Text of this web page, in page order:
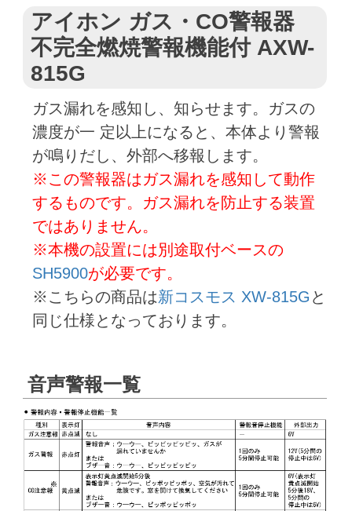
アイホン ガス・CO警報器
不完全燃焼警報機能付 AXW-
815G
ガス漏れを感知し、知らせます。ガスの
濃度が一 定以上になると、本体より警報
が鳴りだし、外部へ移報します。
※この警報器はガス漏れを感知して動作
するものです。ガス漏れを防止する装置
ではありません。
※本機の設置には別途取付ベースの
SH5900が必要です。
※こちらの商品は新コスモス XW-815G と
同じ仕様となっております。
音声警報一覧